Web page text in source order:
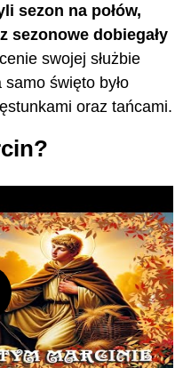
sezon na połów,
sezonowe dobiegały
swojej służbie
święto było
oraz tańcami.